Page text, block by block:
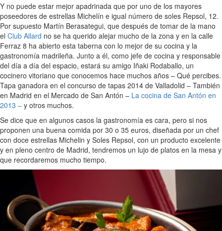
Y no puede estar mejor apadrinada que por uno de los mayores
poseedores de estrellas Michelín e igual número de soles Repsol, 12.
Por supuesto Martín Berasategui, que después de tomar de la mano
el Club Allard no se ha querido alejar mucho de la zona y en la calle
Ferraz 8 ha abierto esta taberna con lo mejor de su cocina y la
gastronomía madrileña. Junto a él, como jefe de cocina y responsable
del día a día del espacio, estará su amigo Iñaki Rodaballo, un
cocinero vitoriano que conocemos hace muchos años – Qué percibes.
Tapa ganadora en el concurso de tapas 2014 de Valladolid – También
en Madrid en el Mercado de San Antón – La cocina de San Antón en
2013 – y otros muchos.
Se dice que en algunos casos la gastronomía es cara, pero si nos
proponen una buena comida por 30 o 35 euros, diseñada por un chef
con doce estrellas Michelin y Soles Repsol, con un producto excelente
y en pleno centro de Madrid, tendremos un lujo de platos en la mesa y
que recordaremos mucho tiempo.